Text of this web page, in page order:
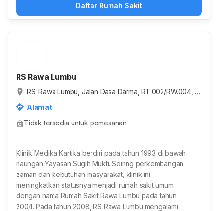
Daftar Rumah Sakit
RS Rawa Lumbu
RS. Rawa Lumbu, Jalan Dasa Darma, RT.002/RW.004, B
Alamat
Tidak tersedia untuk pemesanan
Klinik Medika Kartika berdiri pada tahun 1993 di bawah
naungan Yayasan Sugih Mukti. Seiring perkembangan
zaman dan kebutuhan masyarakat, klinik ini
meningkatkan statusnya menjadi rumah sakit umum
dengan nama Rumah Sakit Rawa Lumbu pada tahun
2004. Pada tahun 2008, RS Rawa Lumbu mengalami